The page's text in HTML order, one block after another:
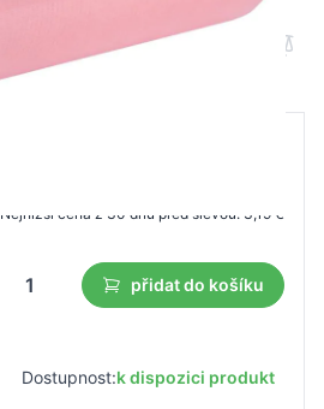
Nejnižší cena z 30 dnů před slevou: 3,19 €
přidat do košíku
Dostupnost:k dispozici produkt